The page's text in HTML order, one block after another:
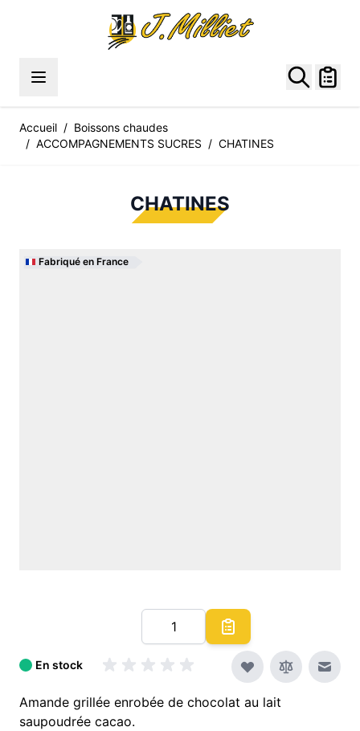
Accueil / Boissons chaudes
/ ACCOMPAGNEMENTS SUCRES / CHATINES
CHATINES
Fabriqué en France
En stock
Amande grillée enrobée de chocolat au lait
saupoudrée cacao.
Quantité